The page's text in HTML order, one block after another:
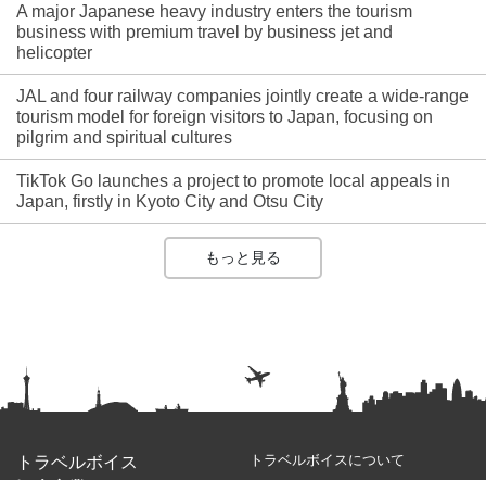
A major Japanese heavy industry enters the tourism
business with premium travel by business jet and
helicopter
JAL and four railway companies jointly create a wide-range
tourism model for foreign visitors to Japan, focusing on
pilgrim and spiritual cultures
TikTok Go launches a project to promote local appeals in
Japan, firstly in Kyoto City and Otsu City
もっと見る
トラベルボイス
トラベルボイスについて